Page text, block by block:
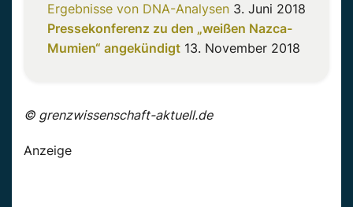
Ergebnisse von DNA-Analysen 3. Juni 2018
Pressekonferenz zu den „weißen Nazca-
Mumien“ angekündigt 13. November 2018
© grenzwissenschaft-aktuell.de
Anzeige